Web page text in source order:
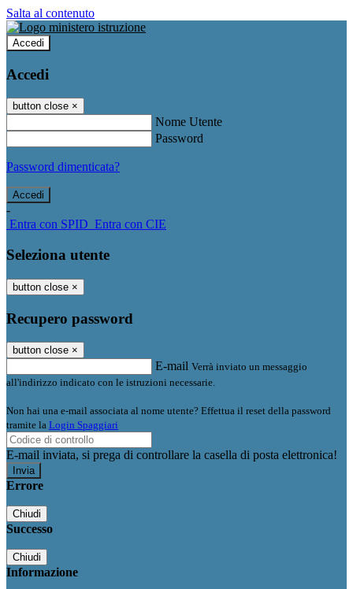
Salta al contenuto
Accedi
Accedi
button close ×
Nome Utente
Password
Password dimenticata?
-
Entra con SPID Entra con CIE
Seleziona utente
button close ×
Recupero password
button close ×
E-mail Verrà inviato un messaggio
all'indirizzo indicato con le istruzioni necessarie.
Non hai una e-mail associata al nome utente? Effettua il reset della password
tramite la Login Spaggiari
E-mail inviata, si prega di controllare la casella di posta elettronica!
Errore
Chiudi
Successo
Chiudi
Informazione